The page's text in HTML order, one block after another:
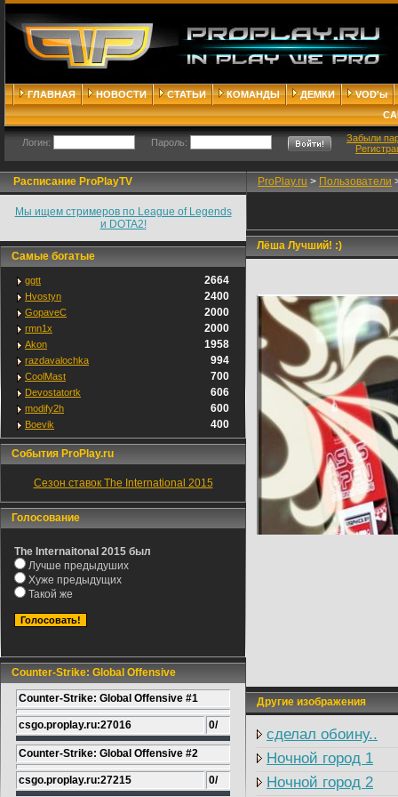
ГЛАВНАЯ НОВОСТИ СТАТЬИ КОМАНДЫ ДЕМКИ
VOD'ы
Логин: Пароль:
Забыли
Расписание ProPlayTV
Мы ищем стримеров по League of Legends
и DOTA2!
Самые богатые
ggtt 2664
Hvostyn 2400
GopaveC 2000
rmn1x 2000
Akon 1958
razdavalochka 994
CoolMast 700
Devostatortk 606
modify2h 600
Boevik 400
События ProPlay.ru
Сезон ставок The International 2015
Голосование
The Internaitonal 2015 был
Лучше предыдуших
Хуже предыдущих
Такой же
Counter-Strike: Global Offensive
Counter-Strike: Global Offensive #1
csgo.proplay.ru:27016 0/
Counter-Strike: Global Offensive #2
csgo.proplay.ru:27215 0/
ProPlay.ru > Пользователи
Лёша Лучший! :)
Другие изображения
сделал обоину..
Ночной город 1
Ночной город 2